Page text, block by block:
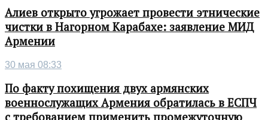
Алиев открыто угрожает провести этнические
чистки в Нагорном Карабахе: заявление МИД
Армении
30 мая 08:33
По факту похищения двух армянских
военнослужащих Армения обратилась в ЕСПЧ